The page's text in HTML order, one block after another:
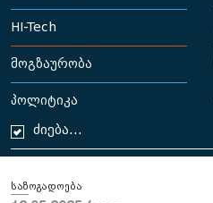
HI-Tech
მოგზაურობა
პოლიტიკა
საზოგადოება